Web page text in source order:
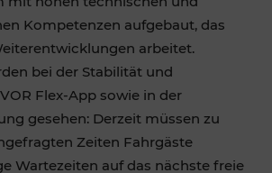
Kompetenzen aufgebaut, das
arbeitet.
bei der Stabilität und
Flex-App sowie in der
gesehen: Derzeit müssen zu
Zeiten Fahrgäste
Wartezeiten auf das nächste freie